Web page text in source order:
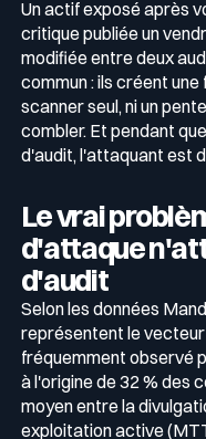
Télécom &
Programme
Récompenses
Événements
Logos & Press
Glossaire Cyber
Guide
Votre programme de
moitié de ce qui se
Un actif exposé après
critique publiée un
modifiée entre deux
commun : ils créent
scanner seul, ni un
combler. Et pendant
d'audit, l'attaquant est
Le vrai
d'attaque
d'audit
Selon les données
représentent le vecteur
fréquemment observé
à l'origine de 32 % des
moyen entre la
exploitation active